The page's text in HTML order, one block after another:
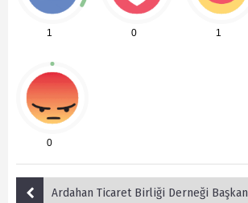
1 0 1
0
Ardahan Ticaret Birliği Derneği Başkanı Ercan Erdinç Tırpancı'dan Önemli Açıklamalar